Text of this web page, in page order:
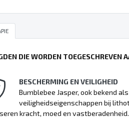
DIE WORDEN TOEGESCHREVEN
BESCHERMING EN VEILIGHEID
Bumblebee Jasper, ook bekend
veiligheidseigenschappen bij
kracht, moed en